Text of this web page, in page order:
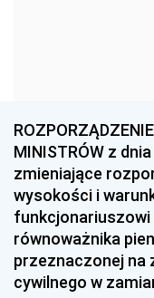
1957
1954
1951
1948
1945
1938
MINISTRÓW z
zmieniające
wysokości i
funkcjonariuszowi
równoważnika
przeznaczonej na
cywilnego w